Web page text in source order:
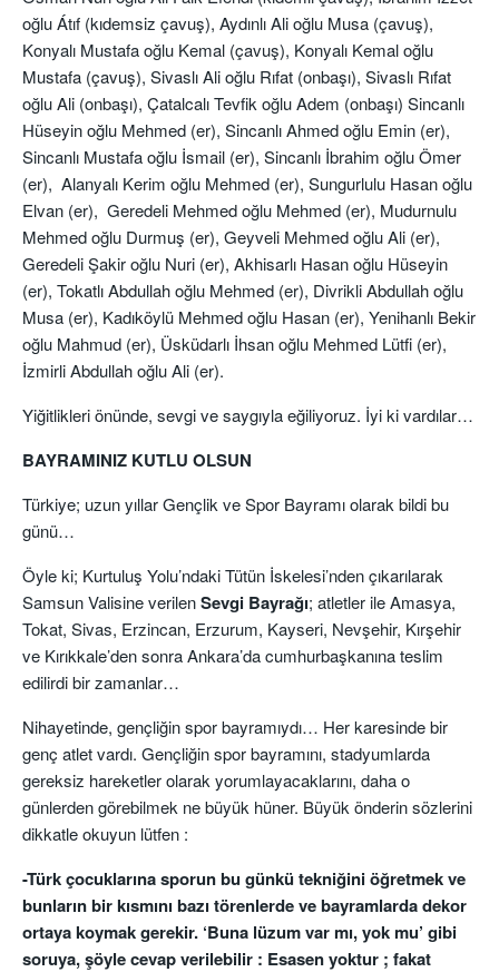
oğlu Átıf (kıdemsiz çavuş), Aydınlı Ali oğlu Musa (çavuş),
Konyalı Mustafa oğlu Kemal (çavuş), Konyalı Kemal oğlu
Mustafa (çavuş), Sivaslı Ali oğlu Rıfat (onbaşı), Sivaslı Rıfat
oğlu Ali (onbaşı), Çatalcalı Tevfik oğlu Adem (onbaşı) Sincanlı
Hüseyin oğlu Mehmed (er), Sincanlı Ahmed oğlu Emin (er),
Sincanlı Mustafa oğlu İsmail (er), Sincanlı İbrahim oğlu Ömer
(er), Alanyalı Kerim oğlu Mehmed (er), Sungurlulu Hasan oğlu
Elvan (er), Geredeli Mehmed oğlu Mehmed (er), Mudurnulu
Mehmed oğlu Durmuş (er), Geyveli Mehmed oğlu Ali (er),
Geredeli Şakir oğlu Nuri (er), Akhisarlı Hasan oğlu Hüseyin
(er), Tokatlı Abdullah oğlu Mehmed (er), Divrikli Abdullah oğlu
Musa (er), Kadıköylü Mehmed oğlu Hasan (er), Yenihanlı Bekir
oğlu Mahmud (er), Üsküdarlı İhsan oğlu Mehmed Lütfi (er),
İzmirli Abdullah oğlu Ali (er).
Yiğitlikleri önünde, sevgi ve saygıyla eğiliyoruz. İyi ki vardılar…
BAYRAMINIZ KUTLU OLSUN
Türkiye; uzun yıllar Gençlik ve Spor Bayramı olarak bildi bu
günü…
Öyle ki; Kurtuluş Yolu’ndaki Tütün İskelesi’nden çıkarılarak
Samsun Valisine verilenSevgi Bayrağı; atletler ile Amasya,
Tokat, Sivas, Erzincan, Erzurum, Kayseri, Nevşehir, Kırşehir
ve Kırıkkale’den sonra Ankara’da cumhurbaşkanına teslim
edilirdi bir zamanlar…
Nihayetinde, gençliğin spor bayramıydı… Her karesinde bir
genç atlet vardı. Gençliğin spor bayramını, stadyumlarda
gereksiz hareketler olarak yorumlayacaklarını, daha o
günlerden görebilmek ne büyük hüner. Büyük önderin sözlerini
dikkatle okuyun lütfen :
-Türk çocuklarına sporun bu günkü tekniğini öğretmek ve
bunların bir kısmını bazı törenlerde ve bayramlarda dekor
ortaya koymak gerekir. ‘Buna lüzum var mı, yok mu’ gibi
soruya, şöyle cevap verilebilir : Esasen yoktur ; fakat